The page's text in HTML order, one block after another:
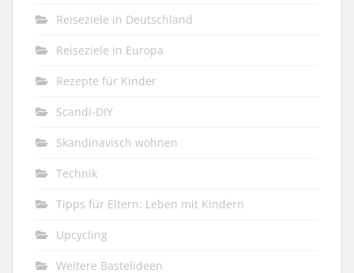
Reiseziele in Deutschland
Reiseziele in Europa
Rezepte für Kinder
Scandi-DIY
Skandinavisch wohnen
Technik
Tipps für Eltern: Leben mit Kindern
Upcycling
Weitere Bastelideen